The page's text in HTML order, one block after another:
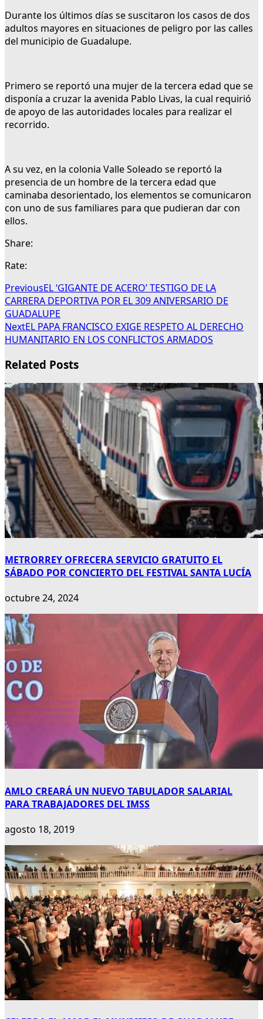
Durante los últimos días se suscitaron los casos de dos
adultos mayores en situaciones de peligro por las calles
del municipio de Guadalupe.
Primero se reportó una mujer de la tercera edad que se
disponía a cruzar la avenida Pablo Livas, la cual requirió
de apoyo de las autoridades locales para realizar el
recorrido.
A su vez, en la colonia Valle Soleado se reportó la
presencia de un hombre de la tercera edad que
caminaba desorientado, los elementos se comunicaron
con uno de sus familiares para que pudieran dar con
ellos.
Share:
Rate:
PreviousEL ‘GIGANTE DE ACERO’ TESTIGO DE LA
CARRERA DEPORTIVA POR EL 309 ANIVERSARIO DE
GUADALUPE
NextEL PAPA FRANCISCO EXIGE RESPETO AL DERECHO
HUMANITARIO EN LOS CONFLICTOS ARMADOS
Related Posts
METRORREY OFRECERA SERVICIO GRATUITO EL
SÁBADO POR CONCIERTO DEL FESTIVAL SANTA LUCÍA
octubre 24, 2024
AMLO CREARÁ UN NUEVO TABULADOR SALARIAL
PARA TRABAJADORES DEL IMSS
agosto 18, 2019